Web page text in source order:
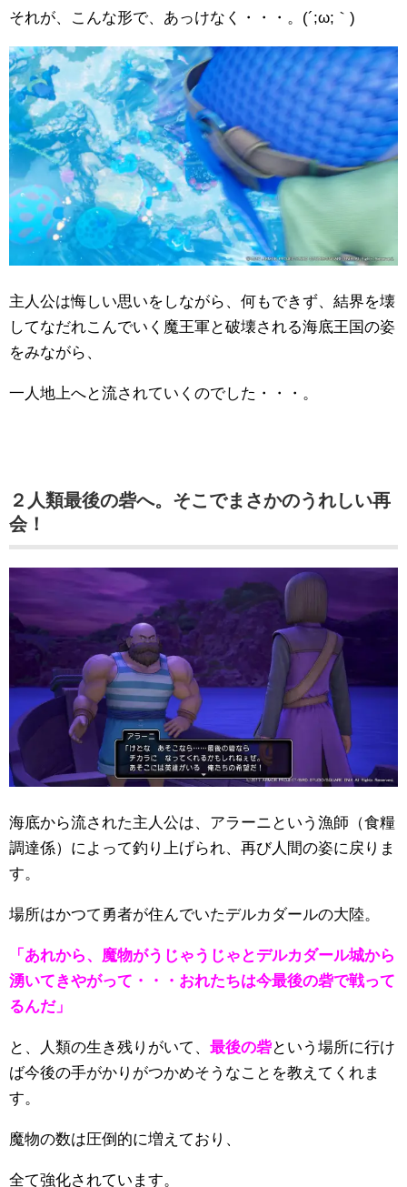
それが、こんな形で、あっけなく・・・。(´;ω;｀)
主人公は悔しい思いをしながら、何もできず、結界を壊
してなだれこんでいく魔王軍と破壊される海底王国の姿
をみながら、
一人地上へと流されていくのでした・・・。
２人類最後の砦へ。そこでまさかのうれしい再
会！
海底から流された主人公は、アラーニという漁師（食糧
調達係）によって釣り上げられ、再び人間の姿に戻りま
す。
場所はかつて勇者が住んでいたデルカダールの大陸。
「あれから、魔物がうじゃうじゃとデルカダール城から
湧いてきやがって・・・おれたちは今最後の砦で戦って
るんだ」
と、人類の生き残りがいて、 最後の砦という場所に行け
ば今後の手がかりがつかめそうなことを教えてくれま
す。
魔物の数は圧倒的に増えており、
全て強化されています。